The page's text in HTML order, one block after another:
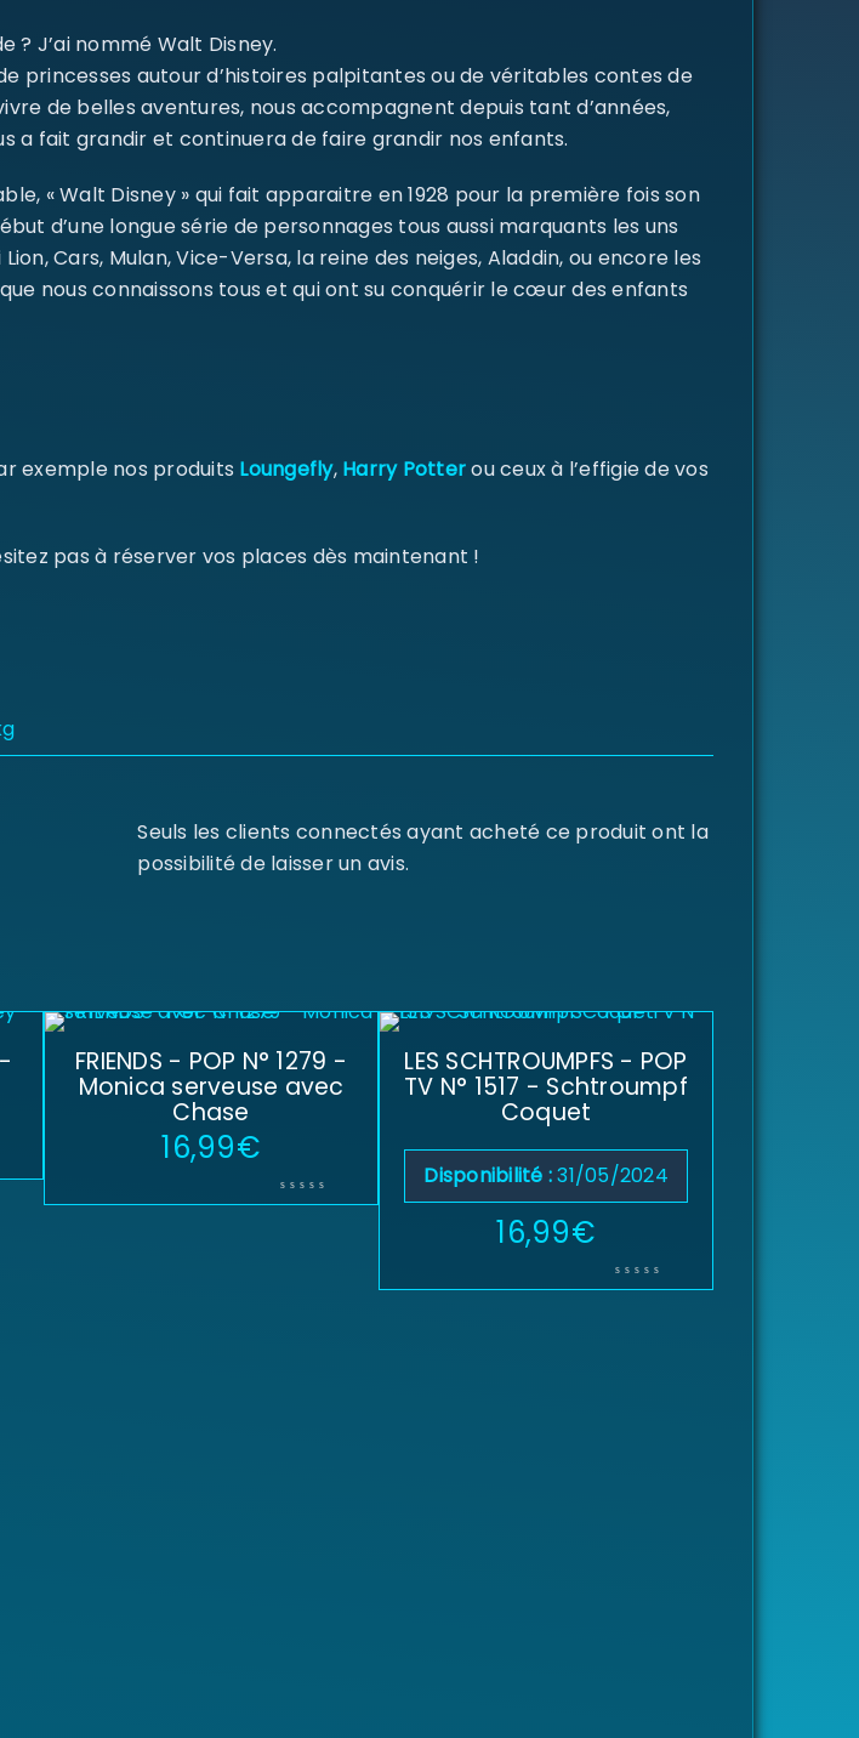
? J’ai nommé Walt Disney.
princesses autour d’histoires palpitantes ou de véritables contes de
de belles aventures, nous accompagnent depuis tant d’années,
a fait grandir et continuera de faire grandir nos enfants.
« Walt Disney » qui fait apparaitre en 1928 pour la première fois son
d’une longue série de personnages tous aussi marquants les uns
Cars, Mulan, Vice-Versa, la reine des neiges, Aladdin, ou encore les
nous connaissons tous et qui ont su conquérir le cœur des enfants
exemple nos produits Loungefly,Harry Potterou ceux à l’effigie de vos
pas à réserver vos places dès maintenant !
Seuls les clients connectés ayant acheté ce produit ont la
possibilité de laisser un avis.
FRIENDS - POP N° 1279 -
Monica serveuse avec
Chase
16,99€
LES SCHTROUMPFS - POP
TV N° 1517 - Schtroumpf
Coquet
Disponibilité :31/05/2024
16,99€